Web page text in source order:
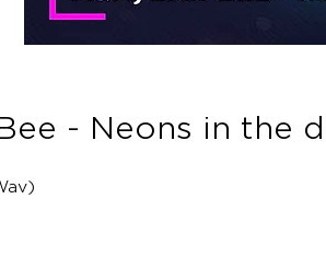
- Neons in the